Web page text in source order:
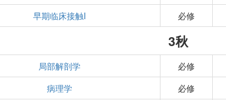
早期临床接触I 必修
3秋
局部解剖学 必修
病理学 必修